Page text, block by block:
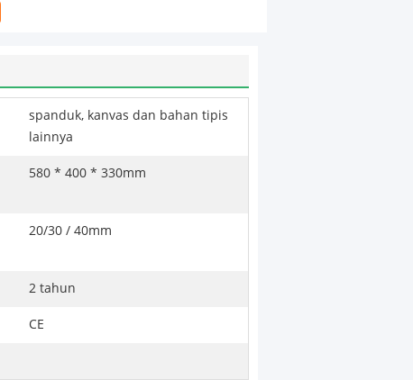
spanduk, kanvas dan bahan tipis
lainnya
580 * 400 * 330mm
20/30 / 40mm
2 tahun
CE